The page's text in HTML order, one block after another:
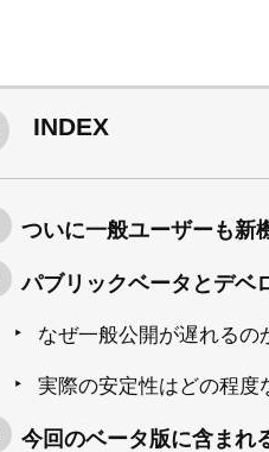
INDEX
ついに一般ユーザーも新
パブリックベータとデベ
なぜ一般公開が遅れるの
実際の安定性はどの程度
今回のベータ版に含まれ